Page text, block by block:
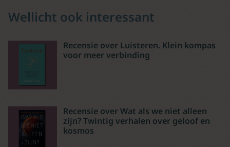
Wellicht ook interessant
Recensie over Luisteren. Klein kompas
voor meer verbinding
Recensie over Wat als we niet alleen
zijn? Twintig verhalen over geloof en
kosmos